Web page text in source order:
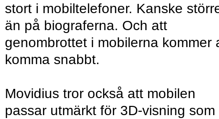
stort i mobiltelefoner. Kanske
än på biograferna. Och att
genombrottet i mobilerna kommer
komma snabbt.
Movidius tror också att mobilen
passar utmärkt för 3D-visning som